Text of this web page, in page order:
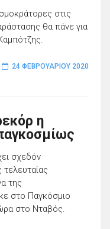
στις
θα πάνε για
24 ΦΕΒΡΟΥΑΡΊΟΥ 2020
η
σχεδόν
τελευταίας
της
στο Παγκόσμιο
στο Νταβός.